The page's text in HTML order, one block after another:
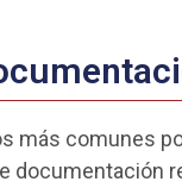
más comunes
documentación